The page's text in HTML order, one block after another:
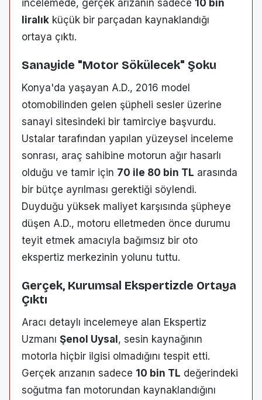
incelemede, gerçek arızanın sadece 10 bin
liralık küçük bir parçadan kaynaklandığı
ortaya çıktı.
Sanayide "Motor Sökülecek" Şoku
Konya'da yaşayan A.D., 2016 model
otomobilinden gelen şüpheli sesler üzerine
sanayi sitesindeki bir tamirciye başvurdu.
Ustalar tarafından yapılan yüzeysel inceleme
sonrası, araç sahibine motorun ağır hasarlı
olduğu ve tamir için 70 ile 80 bin TL arasında
bir bütçe ayrılması gerektiği söylendi.
Duyduğu yüksek maliyet karşısında şüpheye
düşen A.D., motoru elletmeden önce durumu
teyit etmek amacıyla bağımsız bir oto
ekspertiz merkezinin yolunu tuttu.
Gerçek, Kurumsal Ekspertizde Ortaya
Çıktı
Aracı detaylı incelemeye alan Ekspertiz
Uzmanı Şenol Uysal, sesin kaynağının
motorla hiçbir ilgisi olmadığını tespit etti.
Gerçek arızanın sadece 10 bin TL değerindeki
soğutma fan motorundan kaynaklandığını